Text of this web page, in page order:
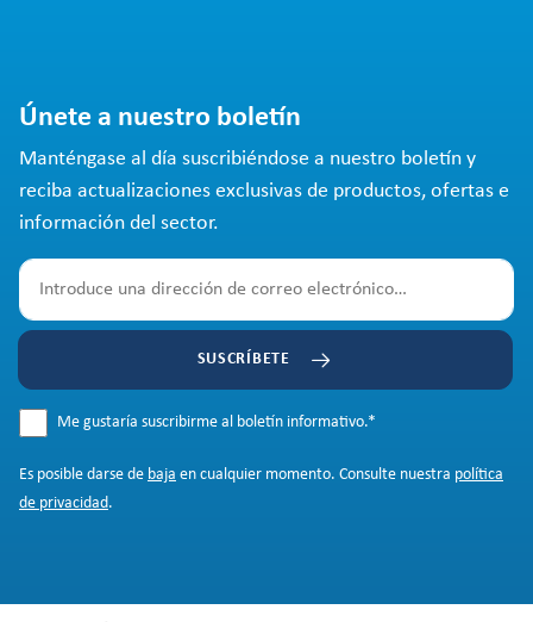
Únete a nuestro boletín
Manténgase al día suscribiéndose a nuestro boletín y
reciba actualizaciones exclusivas de productos, ofertas e
información del sector.
SUSCRÍBETE
Me gustaría suscribirme al boletín informativo.*
Es posible darse de baja en cualquier momento. Consulte nuestra política
de privacidad.